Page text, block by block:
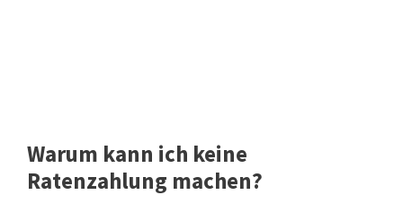
Warum kann ich keine
Ratenzahlung machen?